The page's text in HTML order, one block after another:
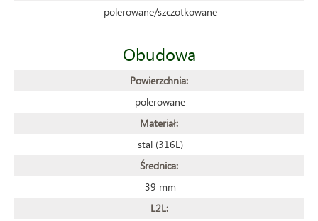
polerowane/szczotkowane
Obudowa
Powierzchnia:
polerowane
Materiał:
stal (316L)
Średnica:
39 mm
L2L: